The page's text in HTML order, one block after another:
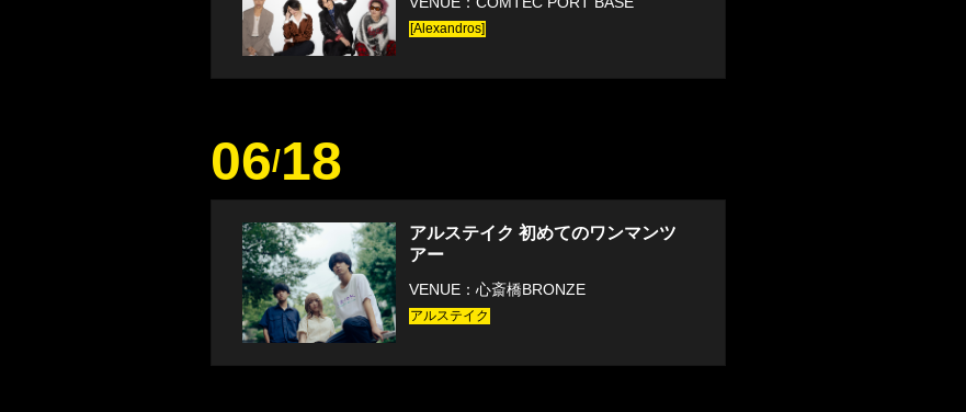
[Alexandros]
06/18
アルステイク 初めてのワンマンツ
アー
VENUE：心斎橋BRONZE
アルステイク